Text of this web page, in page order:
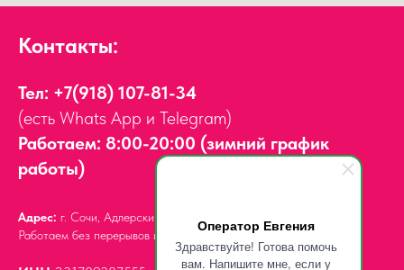
Оператор Евгения
Здравствуйте! Готова помочь
вам. Напишите мне, если у
Контакты:
Тел: +7(918) 107-81-34
(есть Whats App и Telegram)
Работаем: 8:00-20:00 (зимний график
работы)
Адрес: г. Сочи, Адлерский район,
Работаем без перерывов и выходных.